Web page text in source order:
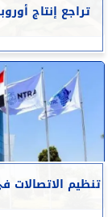
تراجع إنتاج